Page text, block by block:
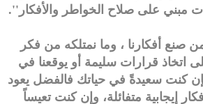
مبني على صلاح الخواطر والأفكار''.
صنع أفكارنا ، وما نمتلكه من فكر
اتخاذ قرارات سليمة أو يوقعنا في
كنت سعيدةً في حياتك فالفضل يعود
إيجابية متفائلة، وإن كنت تعيساً